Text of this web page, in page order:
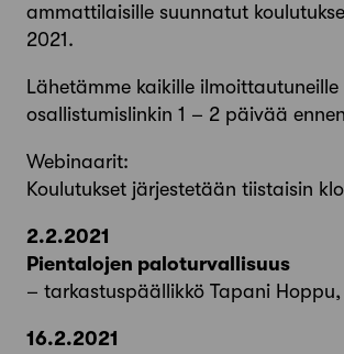
ammattilaisille suunnatut
2021.
Lähetämme kaikille ilmoittautuneille
osallistumislinkin 1 – 2 päivää
Webinaarit:
Koulutukset järjestetään tiistaisin
2.2.2021
Pientalojen paloturvallisuus
– tarkastuspäällikkö Tapani Hoppu,
16.2.2021